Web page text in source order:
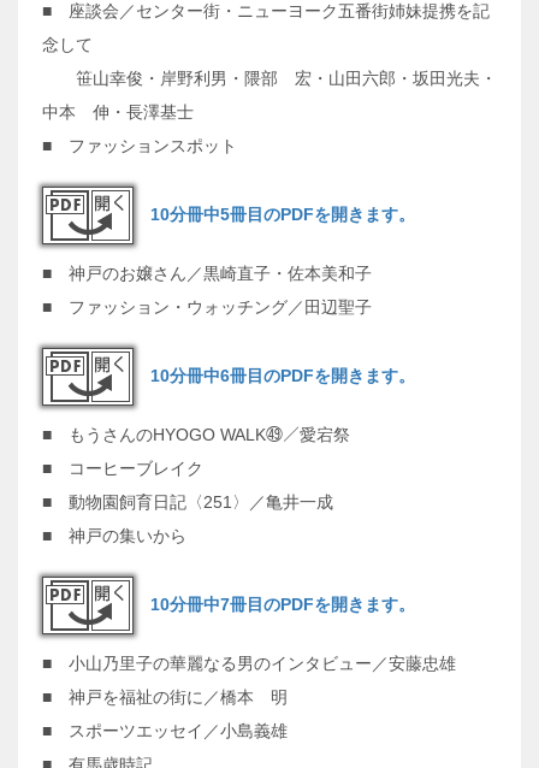
■ 座談会／センター街・ニューヨーク五番街姉妹提携を記
念して
笹山幸俊・岸野利男・隈部 宏・山田六郎・坂田光夫・
中本 伸・長澤基士
■ ファッションスポット
10分冊中5冊目のPDFを開きます。
■ 神戸のお嬢さん／黒崎直子・佐本美和子
■ ファッション・ウォッチング／田辺聖子
10分冊中6冊目のPDFを開きます。
■ もうさんのHYOGO WALK㊾／愛宕祭
■ コーヒーブレイク
■ 動物園飼育日記〈251〉／亀井一成
■ 神戸の集いから
10分冊中7冊目のPDFを開きます。
■ 小山乃里子の華麗なる男のインタビュー／安藤忠雄
■ 神戸を福祉の街に／橋本 明
■ スポーツエッセイ／小島義雄